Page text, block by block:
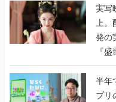
んだ
実写
上
発の
『
うこ
半年
プリ